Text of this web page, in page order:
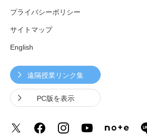
プライバシーポリシー
サイトマップ
English
遠隔授業リンク集
PC版を表示